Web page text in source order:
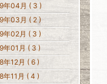
年04月 ( 3 )
年03月 ( 2 )
年02月 ( 3 )
年01月 ( 3 )
年12月 ( 6 )
年11月 ( 4 )